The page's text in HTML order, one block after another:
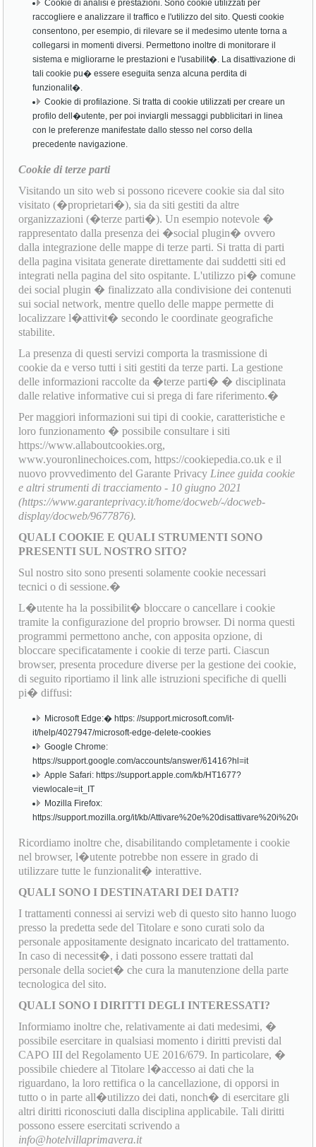
Cookie di analisi e prestazioni. Sono cookie utilizzati per
raccogliere e analizzare il traffico e l'utilizzo del sito. Questi cookie
consentono, per esempio, di rilevare se il medesimo utente torna a
collegarsi in momenti diversi. Permettono inoltre di monitorare il
sistema e migliorarne le prestazioni e l'usabilit�. La disattivazione di
tali cookie pu� essere eseguita senza alcuna perdita di
funzionalit�.
Cookie di profilazione. Si tratta di cookie utilizzati per creare un
profilo dell�utente, per poi inviargli messaggi pubblicitari in linea
con le preferenze manifestate dallo stesso nel corso della
precedente navigazione.
Cookie di terze parti
Visitando un sito web si possono ricevere cookie sia dal sito
visitato (�proprietari�), sia da siti gestiti da altre
organizzazioni (�terze parti�). Un esempio notevole �
rappresentato dalla presenza dei �social plugin� ovvero
dalla integrazione delle mappe di terze parti. Si tratta di parti
della pagina visitata generate direttamente dai suddetti siti ed
integrati nella pagina del sito ospitante. L'utilizzo pi� comune
dei social plugin � finalizzato alla condivisione dei contenuti
sui social network, mentre quello delle mappe permette di
localizzare l�attivit� secondo le coordinate geografiche
stabilite.
La presenza di questi servizi comporta la trasmissione di
cookie da e verso tutti i siti gestiti da terze parti. La gestione
delle informazioni raccolte da �terze parti� � disciplinata
dalle relative informative cui si prega di fare riferimento.�
Per maggiori informazioni sui tipi di cookie, caratteristiche e
loro funzionamento � possibile consultare i siti
https://www.allaboutcookies.org,
www.youronlinechoices.com, https://cookiepedia.co.uk e il
nuovo provvedimento del Garante Privacy Linee guida cookie
e altri strumenti di tracciamento - 10 giugno 2021
(https://www.garanteprivacy.it/home/docweb/-/docweb-
display/docweb/9677876).
QUALI COOKIE E QUALI STRUMENTI SONO
PRESENTI SUL NOSTRO SITO?
Sul nostro sito sono presenti solamente cookie necessari
tecnici o di sessione.�
L�utente ha la possibilit� bloccare o cancellare i cookie
tramite la configurazione del proprio browser. Di norma questi
programmi permettono anche, con apposita opzione, di
bloccare specificatamente i cookie di terze parti. Ciascun
browser, presenta procedure diverse per la gestione dei cookie,
di seguito riportiamo il link alle istruzioni specifiche di quelli
pi� diffusi:
Microsoft Edge:� https: //support.microsoft.com/it-
it/help/4027947/microsoft-edge-delete-cookies
Google Chrome:
https://support.google.com/accounts/answer/61416?hl=it
Apple Safari: https://support.apple.com/kb/HT1677?
viewlocale=it_IT
Mozilla Firefox:
https://support.mozilla.org/it/kb/
Ricordiamo inoltre che, disabilitando completamente i cookie
nel browser, l�utente potrebbe non essere in grado di
utilizzare tutte le funzionalit� interattive.
QUALI SONO I DESTINATARI DEI DATI?
I trattamenti connessi ai servizi web di questo sito hanno luogo
presso la predetta sede del Titolare e sono curati solo da
personale appositamente designato incaricato del trattamento.
In caso di necessit�, i dati possono essere trattati dal
personale della societ� che cura la manutenzione della parte
tecnologica del sito.
QUALI SONO I DIRITTI DEGLI INTERESSATI?
Informiamo inoltre che, relativamente ai dati medesimi, �
possibile esercitare in qualsiasi momento i diritti previsti dal
CAPO III del Regolamento UE 2016/679. In particolare, �
possibile chiedere al Titolare l�accesso ai dati che la
riguardano, la loro rettifica o la cancellazione, di opporsi in
tutto o in parte all�utilizzo dei dati, nonch� di esercitare gli
altri diritti riconosciuti dalla disciplina applicabile. Tali diritti
possono essere esercitati scrivendo a
info@hotelvillaprimavera.it